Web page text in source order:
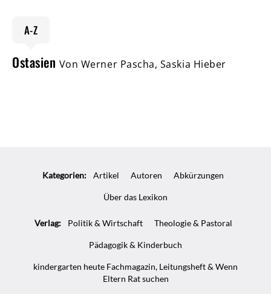
A-Z
Ostasien Von Werner Pascha, Saskia Hieber
Kategorien: Artikel Autoren Abkürzungen
Über das Lexikon
Verlag: Politik & Wirtschaft Theologie & Pastoral
Pädagogik & Kinderbuch
kindergarten heute Fachmagazin, Leitungsheft & Wenn
Eltern Rat suchen